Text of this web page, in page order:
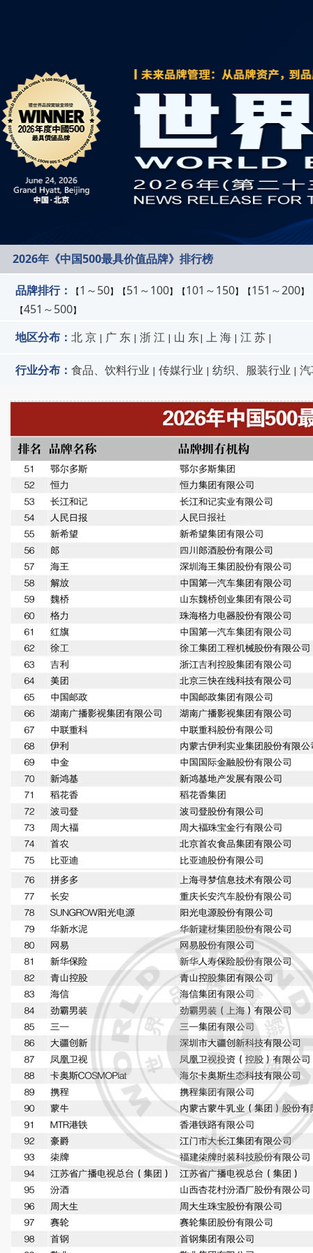
2026年《中国500最具价值品牌》排行榜
品牌排行： 【1～50】【51～100】【101～150】【151～200】
【451～500】
地区分布： 北 京 | 广 东 | 浙 江 | 山 东| 上 海 | 江 苏 |
行业分布： 食品、饮料行业 | 传媒行业 | 纺织、服装行业 |